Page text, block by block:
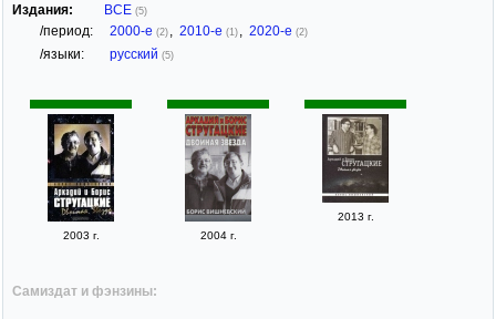
Издания: ВСЕ (5)
/период: 2000-е (2) 2010-е (1) 2020-е (2)
/языки: русский (5)
2003 г. 2004 г.
2013 г.
Самиздат и фэнзины: